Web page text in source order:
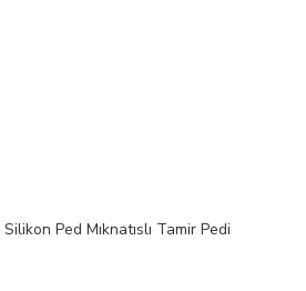
Silikon Ped Mıknatıslı Tamir Pedi